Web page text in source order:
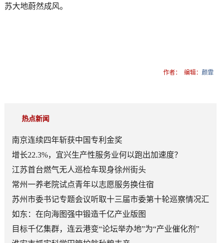
苏大地蔚然成风。
作者： 编辑：颜霏
热点新闻
南京连续四年斩获中国专利金奖
增长22.3%，宜兴生产性服务业何以跑出加速度？
江苏首台燃气无人巡检车现身徐州街头
常州一养老院试点青年以志愿服务换住宿
苏州市委书记专题会议听取十三届市委第十轮巡察情况汇
报
如东：在向海图强中锻造千亿产业版图
目标千亿集群，连云港变“论坛举办地”为“产业催化剂”